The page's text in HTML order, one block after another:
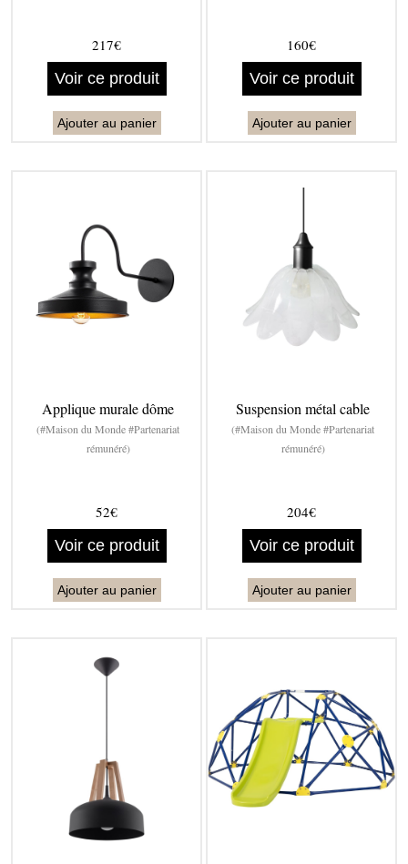
217€
Voir ce produit
Ajouter au panier
160€
Voir ce produit
Ajouter au panier
Applique murale dôme
(#Maison du Monde #Partenariat
rémunéré)
52€
Voir ce produit
Ajouter au panier
Suspension métal cable
(#Maison du Monde #Partenariat
rémunéré)
204€
Voir ce produit
Ajouter au panier